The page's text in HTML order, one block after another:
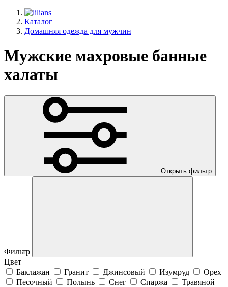
Каталог
Домашняя одежда для мужчин
Мужские махровые банные
халаты
Открыть фильтр
Фильтр
Цвет
Баклажан
Гранит Джинсовый Изумруд
Орех
Песочный
Полынь Снег Спаржа
Травяной